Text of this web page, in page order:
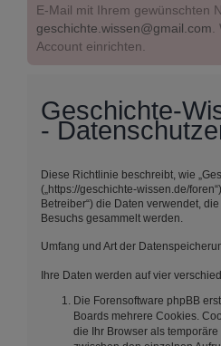
E-Mail mit Ihrem gewünschten
geschichte.wissen@gmail.com.
Account einrichten.
Geschichte-
-
Diese Richtlinie beschreibt, wie
(„https://geschichte-wissen.de/
Betreiber“) die Daten verwendet,
Besuchs gesammelt werden.
Umfang und Art der
Ihre Daten werden auf vier
Die Forensoftware phpBB
Boards mehrere Cookies.
die Ihr Browser als